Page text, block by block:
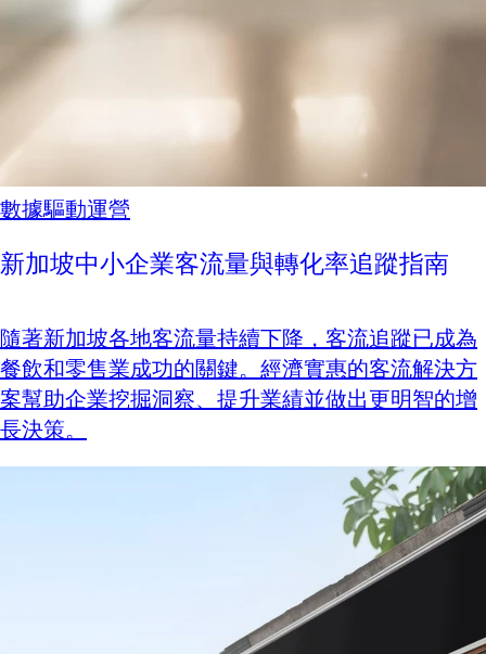
數據驅動運營
新加坡中小企業客流量與轉化率追蹤指南
隨著新加坡各地客流量持續下降，客流追蹤已成為
餐飲和零售業成功的關鍵。經濟實惠的客流解決方
案幫助企業挖掘洞察、提升業績並做出更明智的增
長決策。